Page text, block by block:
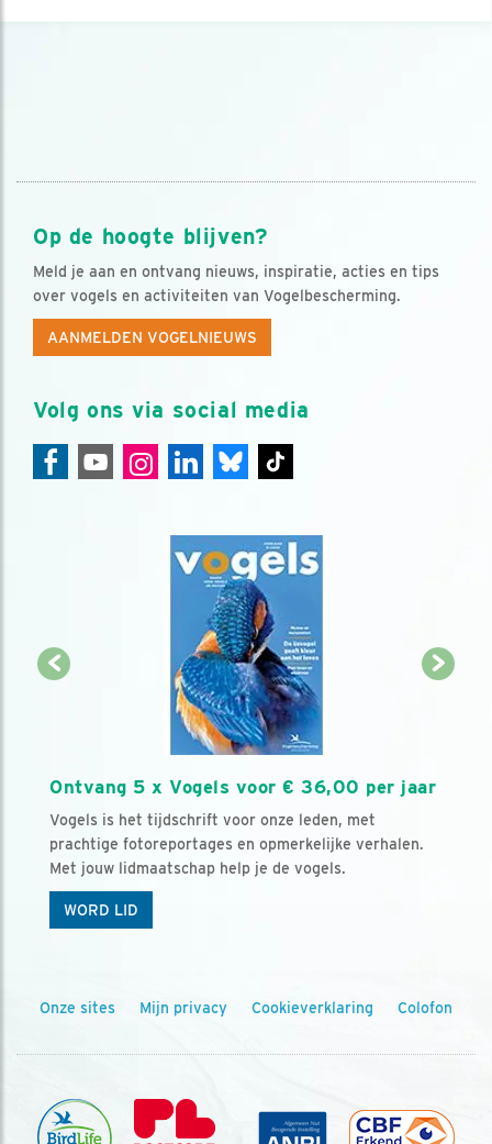
Op de hoogte blijven?
Meld je aan en ontvang nieuws, inspiratie, acties en tips
over vogels en activiteiten van Vogelbescherming.
AANMELDEN VOGELNIEUWS
Volg ons via social media
Ontvang 5 x Vogels voor € 36,00 per jaar
Vogels is het tijdschrift voor onze leden, met
prachtige fotoreportages en opmerkelijke verhalen.
Met jouw lidmaatschap help je de vogels.
WORD LID
Onze sites Mijn privacy Cookieverklaring Colofon